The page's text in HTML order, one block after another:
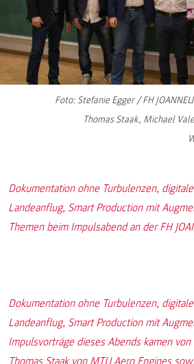
Foto: Stefanie Egger / FH
Thomas Staak, Michael
Dokumentation ohne Turbulenzen,
Landeanflug, Smart Production mit
Themen beim Impulsabend an der FH
Dokumentation ohne Turbulenzen,
Landeanflug, Smart Production mit
Impulsvorträge dieses Abends kamen